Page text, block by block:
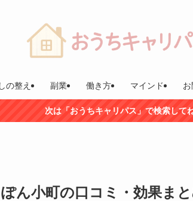
の整え 副業 働き方 マインド
次は「おうちキャリパス」で検索して
ぽん小町の口コミ・効果ま